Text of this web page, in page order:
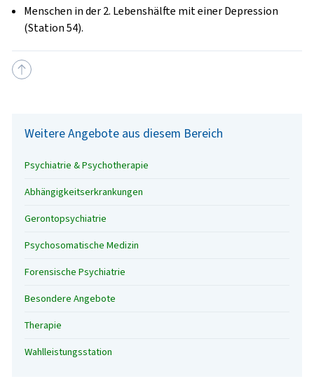
Menschen in der 2. Lebenshälfte mit einer Depression
(Station 54).
Weitere Angebote aus diesem Bereich
Psychiatrie & Psychotherapie
Abhängigkeitserkrankungen
Gerontopsychiatrie
Psychosomatische Medizin
Forensische Psychiatrie
Besondere Angebote
Therapie
Wahlleistungsstation